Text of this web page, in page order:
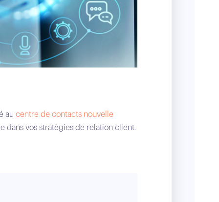
au centre de contacts nouvelle
dans vos stratégies de relation client.